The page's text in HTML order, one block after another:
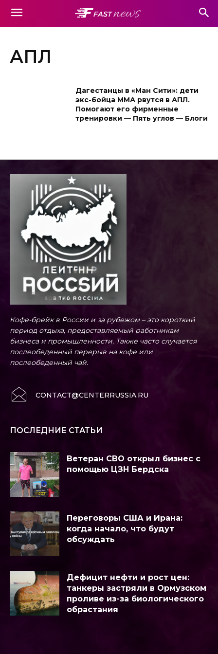
АПЛ
Дагестанцы в «Ман Сити»: дети
экс-бойца ММА рвутся в АПЛ.
Помогают его фирменные
тренировки — Пять углов — Блоги
Кофе-брейк в России и за рубежом – это короткий
период отдыха, предоставляемый работникам
бизнеса и промышленности. Также часто случается
послеобеденный перерыв на кофе или
послеобеденный чай.
CONTACT@CENTERRUSSIA.RU
ПОСЛЕДНИЕ СТАТЬИ
Ветеран СВО открыл бизнес с
помощью ЦЗН Бердска
Переговоры США и Ирана:
когда начало, что будут
обсуждать
Дефицит нефти и рост цен:
танкеры застряли в Ормузском
проливе из-за биологического
обрастания